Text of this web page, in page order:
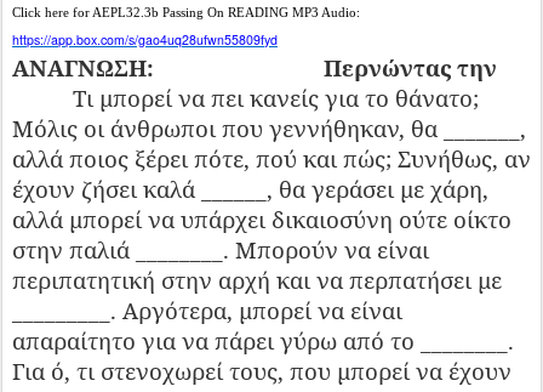
Click here for AEPL32.3b Passing On READING MP3 Audio:
https://app.box.com/s/gao4uq28ufwn55809fyd
ΑΝΑΓΝΩΣΗ:
Περνώντας την
Τι μπορεί να πει κανείς για το θάνατο;
Μόλις οι άνθρωποι που γεννήθηκαν, θα _______,
αλλά ποιος ξέρει πότε, πού και πώς; Συνήθως, αν
έχουν ζήσει καλά ______, θα γεράσει με χάρη,
αλλά μπορεί να υπάρχει δικαιοσύνη ούτε οίκτο
στην παλιά ________. Μπορούν να είναι
περιπατητική στην αρχή και να περπατήσει με
_________. Αργότερα, μπορεί να είναι
απαραίτητο για να πάρει γύρω από το ________.
Για ό, τι στενοχωρεί τους, που μπορεί να έχουν